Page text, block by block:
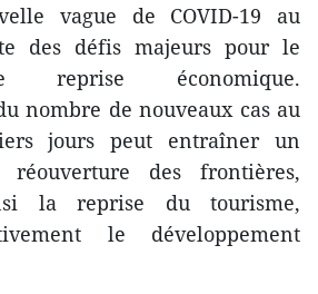
vague de COVID-19 au
des défis majeurs pour le
reprise économique.
nombre de nouveaux cas au
jours peut entraîner un
des frontières,
la reprise du tourisme,
le développement